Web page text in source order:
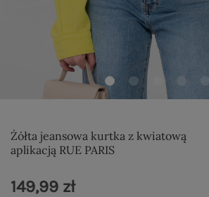
Żółta jeansowa kurtka z kwiatową
aplikacją RUE PARIS
149,99 zł